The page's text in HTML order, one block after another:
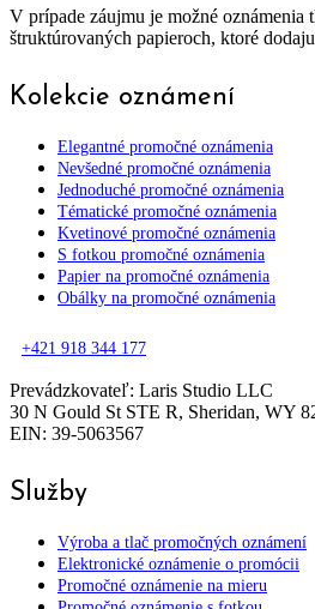
V prípade záujmu je možné oznámenia
štruktúrovaných papieroch, ktoré
Kolekcie oznámení
Elegantné promočné oznámenia
Nevšedné promočné oznámenia
Jednoduché promočné oznámenia
Tématické promočné oznámenia
Kvetinové promočné oznámenia
S fotkou promočné oznámenia
Papier na promočné oznámenia
Obálky na promočné oznámenia
+421 918 344 177
Prevádzkovateľ: Laris Studio LLC
30 N Gould St STE R, Sheridan, WY
EIN: 39-5063567
Služby
Výroba a tlač promočných oznámení
Elektronické oznámenie o promócii
Promočné oznámenie na mieru